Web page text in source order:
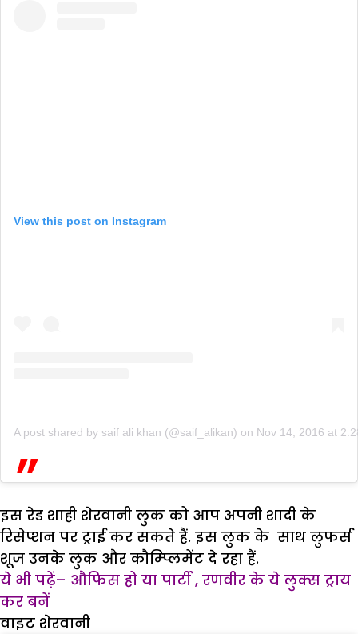
View this post on Instagram
A post shared by saif ali khan (@saif_alikan) on Nov 14, 2016 at
इस रेड शाही शेरवानी लुक को आप अपनी शादी के
रिसेप्शन पर ट्राई कर सकते हैं. इस लुक के साथ लुफर्स
शूज उनके लुक और कौम्प्लिमेंट दे रहा हैं.
ये भी पढ़ें– औफिस हो या पार्टी , रणवीर के ये लुक्स ट्राय
कर बनें
वाइट शेरवानी